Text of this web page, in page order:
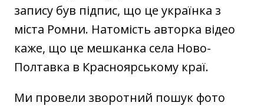
запису був підпис, що це українка з
міста Ромни. Натомість авторка відео
каже, що це мешканка села Ново-
Полтавка в Красноярському краї.
Ми провели зворотний пошук фото